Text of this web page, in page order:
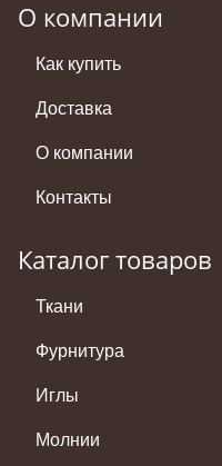
О компании
Как купить
Доставка
О компании
Контакты
Каталог товаров
Ткани
Фурнитура
Иглы
Молнии